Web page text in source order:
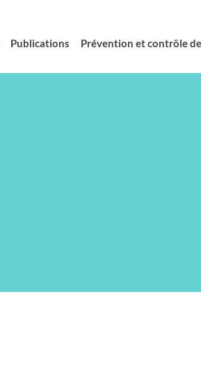
Publications Prévention et contrôle